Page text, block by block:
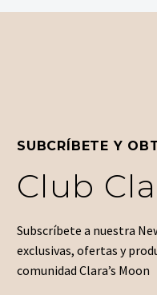
SUBCRÍBETE Y
Club
Subscríbete a nuestra
exclusivas, ofertas y
comunidad Clara’s Moon